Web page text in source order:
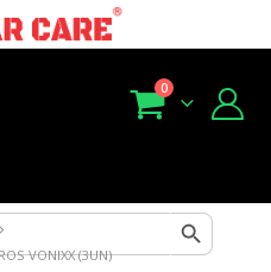
Search Button
0
VONIXX (3UN)